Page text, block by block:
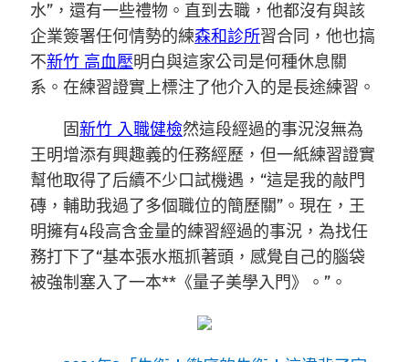
水”，還有一些禮物。直到去職，他都沒有與該
企業簽署任何情勢的練森和診所習合同，他也搞
不新竹 高血壓明白與這家公司是何種休息關
系。在練習證實上標注了他介入的是長途練習。
固新竹 入職健檢然這段經過的事況沒無為
王明增添有興趣義的任務經歷，但一紙練習證實
幫他取得了后續不少口試機遇，“這是我的敲門
磚，輔助我過了多個職位的簡歷關”。現在，王
明擁有4段高含金量的練習經過的事況，為找任
務打下了“基本張水瓶抓著頭，感覺自己的腦袋
被強制塞入了一本**《量子美學入門》。”。